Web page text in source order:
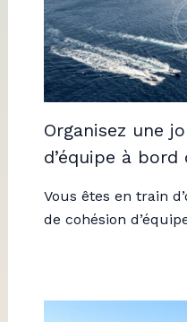
Organisez une
d’équipe à bord
Vous êtes en train
de cohésion